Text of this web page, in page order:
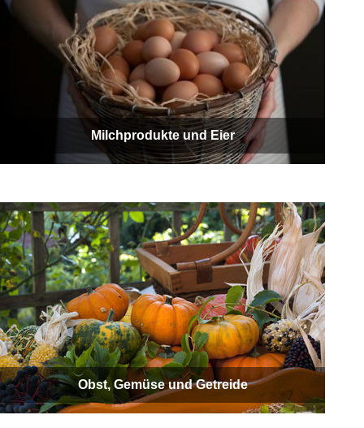
Milchprodukte und Eier
Obst, Gemüse und Getreide